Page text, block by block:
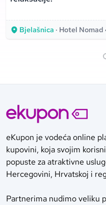
Bjelašnica · Hotel Nomad
eKupon je vodeća online
kupovini, koja svojim
popuste za atraktivne
Hercegovini, Hrvatskoj i
Partnerima nudimo veliku